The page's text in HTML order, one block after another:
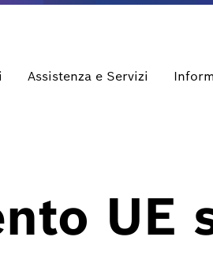
Assistenza e Servizi
UE